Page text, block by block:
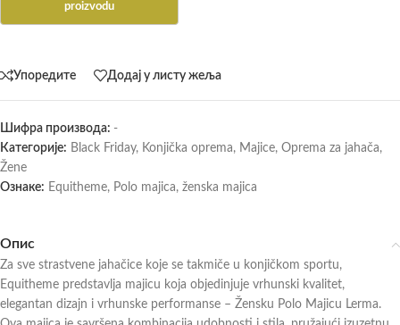
Упоредите Додај у листу жеља
Шифра производа: -
Категорије: Black Friday, Konjička oprema, Majice, Oprema za jahača,
Žene
Ознаке: Equitheme, Polo majica, ženska majica
Опис
Za sve strastvene jahačice koje se takmiče u konjičkom sportu,
Equitheme predstavlja majicu koja objedinjuje vrhunski kvalitet,
elegantan dizajn i vrhunske performanse – Žensku Polo Majicu Lerma.